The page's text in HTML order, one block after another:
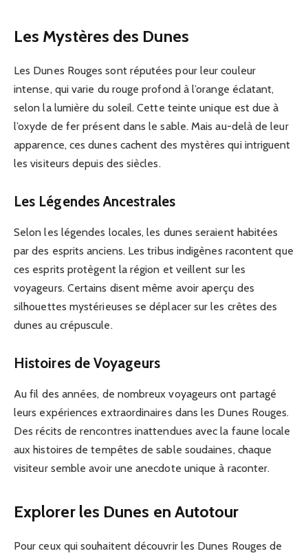
Les Mystères des Dunes
Les Dunes Rouges sont réputées pour leur couleur
intense, qui varie du rouge profond à l’orange éclatant,
selon la lumière du soleil. Cette teinte unique est due à
l’oxyde de fer présent dans le sable. Mais au-delà de leur
apparence, ces dunes cachent des mystères qui intriguent
les visiteurs depuis des siècles.
Les Légendes Ancestrales
Selon les légendes locales, les dunes seraient habitées
par des esprits anciens. Les tribus indigènes racontent que
ces esprits protègent la région et veillent sur les
voyageurs. Certains disent même avoir aperçu des
silhouettes mystérieuses se déplacer sur les crêtes des
dunes au crépuscule.
Histoires de Voyageurs
Au fil des années, de nombreux voyageurs ont partagé
leurs expériences extraordinaires dans les Dunes Rouges.
Des récits de rencontres inattendues avec la faune locale
aux histoires de tempêtes de sable soudaines, chaque
visiteur semble avoir une anecdote unique à raconter.
Explorer les Dunes en Autotour
Pour ceux qui souhaitent découvrir les Dunes Rouges de